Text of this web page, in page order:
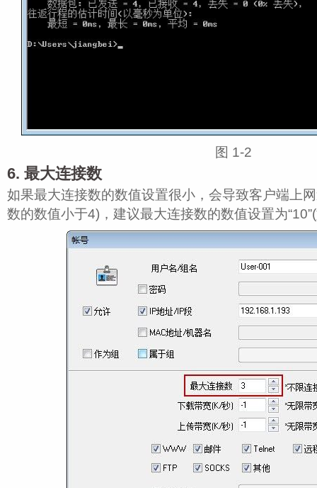
图 1‑2
6. 最大连接数
如果最大连接数的数值设置很小，会导致客户端上
数的数值小于4)，建议最大连接数的数值设置为